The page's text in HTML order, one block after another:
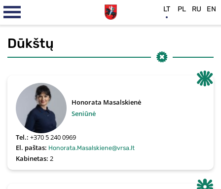
Dūkštų
Honorata Masalskienė
Seniūnė
Tel.:+370 5 240 0969
El. paštas: Honorata.Masalskiene@vrsa.lt
Kabinetas:2
LT PL RU EN